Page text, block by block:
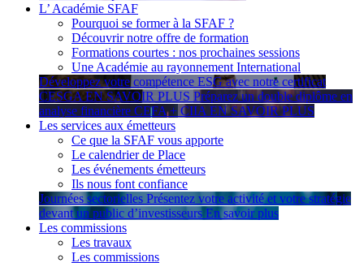
L’ Académie SFAF
Pourquoi se former à la SFAF ?
Découvrir notre offre de formation
Formations courtes : nos prochaines sessions
Une Académie au rayonnement International
Développez votre compétence ESG avec notre certificat
CESGA EN SAVOIR PLUS Préparez un double diplôme en
analyse financière CEFA + CIIA EN SAVOIR PLUS
Les services aux émetteurs
Ce que la SFAF vous apporte
Le calendrier de Place
Les événements émetteurs
Ils nous font confiance
Journées sectorielles Présentez votre activité et votre stratégie
devant un public d’investisseurs En savoir plus
Les commissions
Les travaux
Les commissions